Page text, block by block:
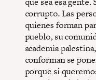
corrupto. Las
quienes forman
pueblo, su
academia
conforman se
porque si